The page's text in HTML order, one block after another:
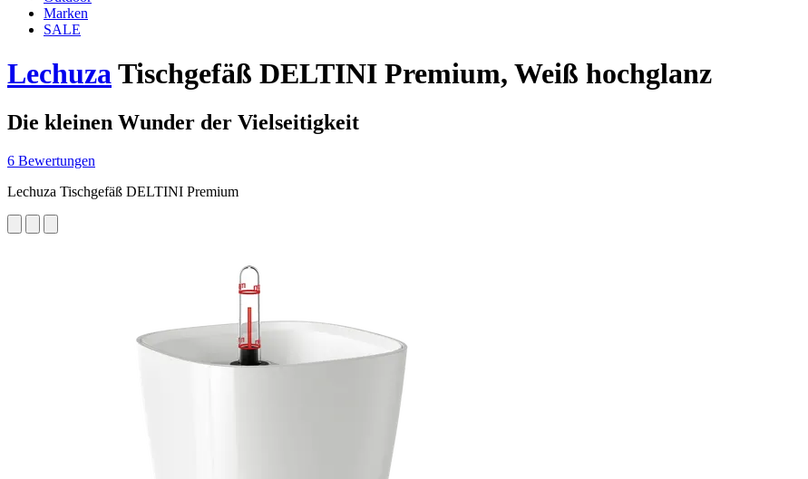
Marken
SALE
LechuzaTischgefäß DELTINI Premium, Weiß hochglanz
Die kleinen Wunder der Vielseitigkeit
6 Bewertungen
Lechuza Tischgefäß DELTINI Premium